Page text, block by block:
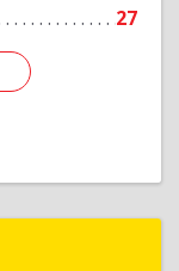
27